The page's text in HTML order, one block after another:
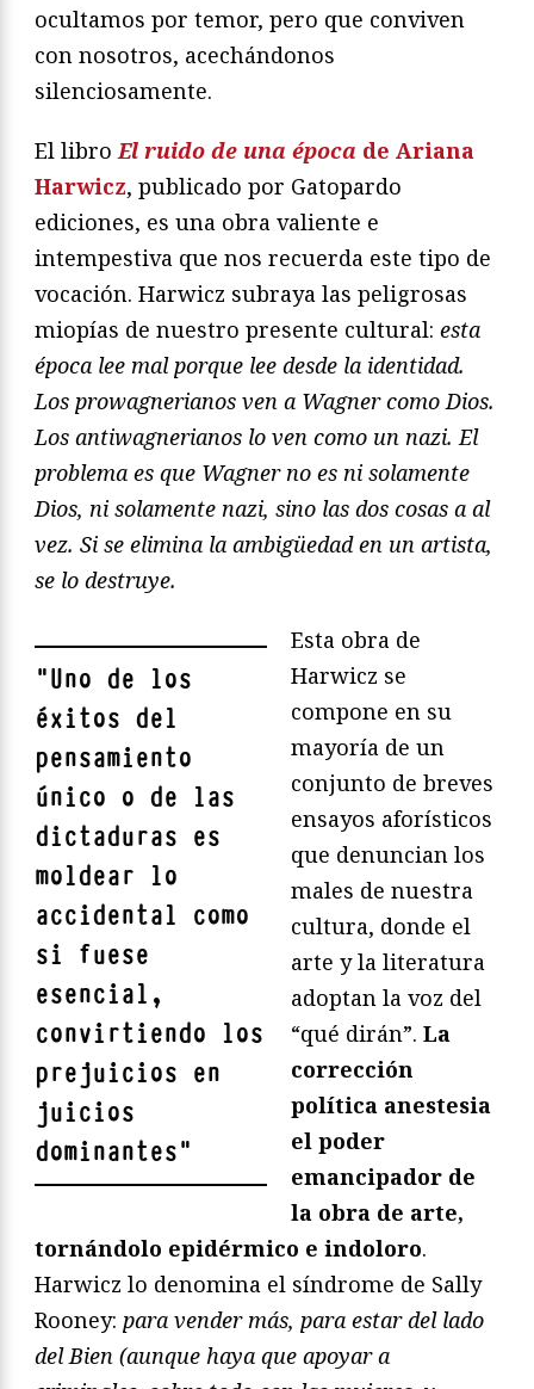
ocultamos por temor, pero que conviven
con nosotros, acechándonos
silenciosamente.
El libroEl ruido de una época de Ariana
Harwicz, publicado por Gatopardo
ediciones, es una obra valiente e
intempestiva que nos recuerda este tipo de
vocación. Harwicz subraya las peligrosas
miopías de nuestro presente cultural: esta
época lee mal porque lee desde la identidad.
Los prowagnerianos ven a Wagner como Dios.
Los antiwagnerianos lo ven como un nazi. El
problema es que Wagner no es ni solamente
Dios, ni solamente nazi, sino las dos cosas a al
vez. Si se elimina la ambigüedad en un artista,
se lo destruye.
"Uno de los
éxitos del
pensamiento
único o de las
dictaduras es
moldear lo
accidental como
si fuese
esencial,
convirtiendo los
prejuicios en
juicios
dominantes"
Esta obra de
Harwicz se
compone en su
mayoría de un
conjunto de breves
ensayos aforísticos
que denuncian los
males de nuestra
cultura, donde el
arte y la literatura
adoptan la voz del
“qué dirán”. La
corrección
política anestesia
el poder
emancipador de
la obra de arte,
tornándolo epidérmico e indoloro.
Harwicz lo denomina el síndrome de Sally
Rooney: para vender más, para estar del lado
del Bien (aunque haya que apoyar a